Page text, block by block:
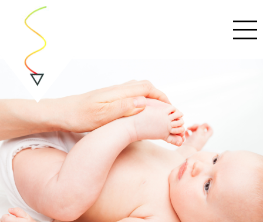
Fyzioterapie
Poskytované služby
VOLNÁ KAPACITA
POBOČKY
Pobočka Bečovská
Pobočka Přátelství